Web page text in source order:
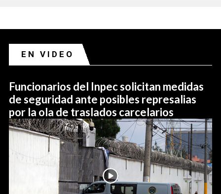
EN VIDEO
Funcionarios del Inpec solicitan medidas
de seguridad ante posibles represalias
por la ola de traslados carcelarios